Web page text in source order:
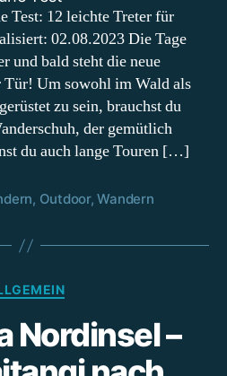
2023
–
12
Treter
für
den
Trail
Test: 12 leichte Treter für
02.08.2023 Die Tage
und bald steht die neue
Tür! Um sowohl im Wald als
zu sein, brauchst du
der gemütlich
du auch lange Touren […]
, Outdoor,Wandern
Kategorien
Nordinsel –